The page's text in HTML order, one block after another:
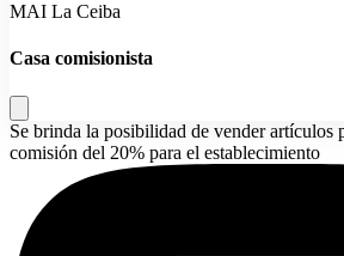
MAI La Ceiba
Casa comisionista
Se brinda la posibilidad de vender artículos
comisión del 20% para el establecimiento